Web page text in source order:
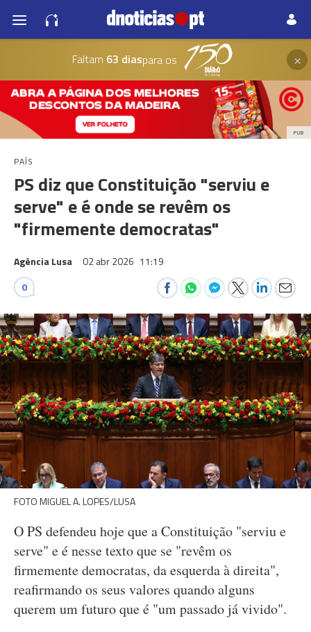
Faltam 63 diaspara os ×
PUB
PAÍS
PS diz que Constituição "serviu e
serve" e é onde se revêm os
"firmemente democratas"
Agência Lusa 02 abr 2026 11:19
0
FOTO MIGUEL A. LOPES/LUSA
O PS defendeu hoje que a Constituição "serviu e
serve" e é nesse texto que se "revêm os
firmemente democratas, da esquerda à direita",
reafirmando os seus valores quando alguns
querem um futuro que é "um passado já vivido".